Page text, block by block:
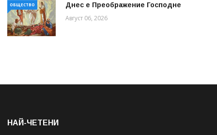
ОБЩЕСТВО Днес е Преображение Господне
Август 06, 2026
НАЙ-ЧЕТЕНИ